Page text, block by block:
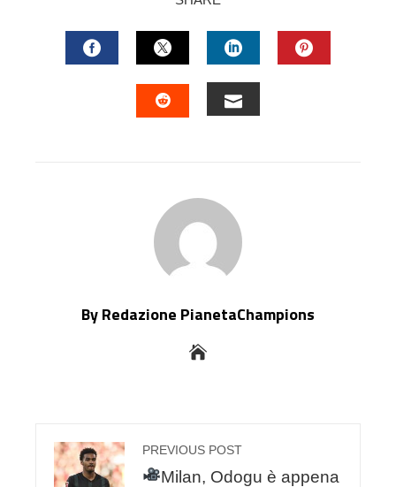
FACEBOOKTWITTERLINKEDIN
By Redazione PianetaChampions
PREVIOUS POST
Milan, Odogu è appena